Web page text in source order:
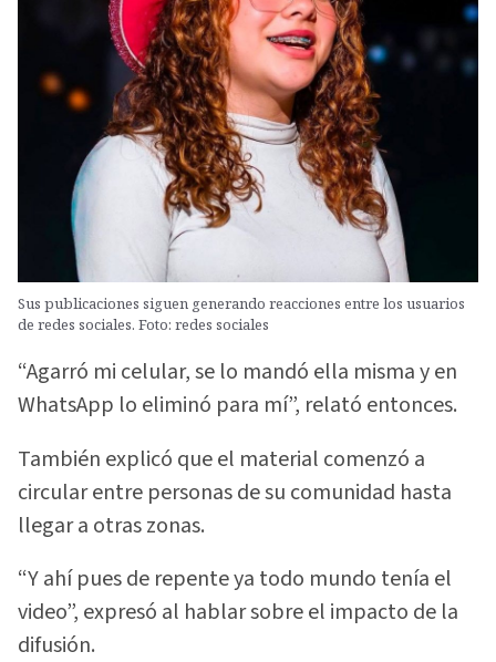
Sus publicaciones siguen generando reacciones entre los usuarios
de redes sociales. Foto: redes sociales
“Agarró mi celular, se lo mandó ella misma y en
WhatsApp lo eliminó para mí”, relató entonces.
También explicó que el material comenzó a
circular entre personas de su comunidad hasta
llegar a otras zonas.
“Y ahí pues de repente ya todo mundo tenía el
video”, expresó al hablar sobre el impacto de la
difusión.